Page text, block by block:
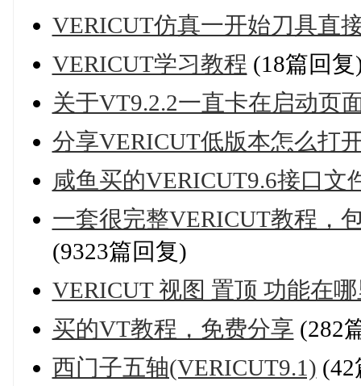
VERICUT仿真一开始刀具直
VERICUT学习教程 (18篇回复
关于VT9.2.2一直卡在启动页
分享VERICUT低版本怎么打
咸鱼买的VERICUT9.6接口文
一套很完整VERICUT教程，
(9323篇回复)
VERICUT 视图 置顶 功能在
买的VT教程，免费分享 (282
西门子五轴(VERICUT9.1)